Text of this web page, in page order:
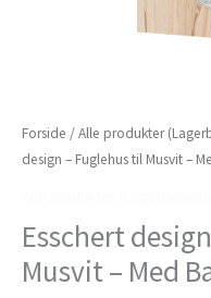
Forside /Alle produkter
design – Fuglehus til Musvit –
Esschert
Musvit – Med